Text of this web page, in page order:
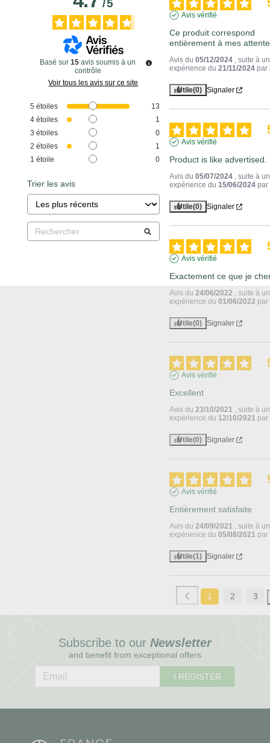
/5
Basé sur15 avis soumis à un
contrôle
Voir tous les avis sur ce site
5 étoiles
13
4 étoiles
1
3 étoiles
0
2 étoiles
1
1 étoile 0
Trier les avis
Avis vérifié
Ce produit correspond
entièrement à mes
Avis du05/12/2024 , suite à
expérience du21/11/2024 par
Utile(0) Signaler
Avis vérifié
Product is like advertised.
Avis du05/07/2024 , suite à
expérience du15/06/2024 par
Utile(0) Signaler
Avis vérifié
Exactement ce que je
Avis du24/06/2022 , suite à
expérience du01/06/2022 par
Utile(0) Signaler
Avis vérifié
Excellent
Avis du23/10/2021 , suite à
expérience du 12/10/2021 par
Utile(0) Signaler
Avis vérifié
Entièrement satisfaite
Avis du24/09/2021 , suite à
expérience du05/08/2021 par
Utile(1) Signaler
1 2 3
Subscribe to our Newsletter
and benefit from exceptional offers
I REGISTER